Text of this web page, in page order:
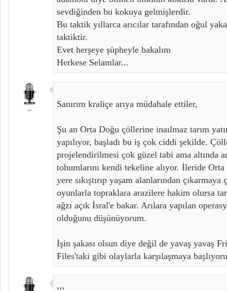
sevdiğinden bu kokuya gelmişlerdir.
Bu taktik yıllarca arıcılar tarafından oğul
taktiktir.
Evet herşeye şüpheyle bakalım
Herkese Selamlar...
--
Sanırım kraliçe arıya müdahale ettiler,
Şu an Orta Doğu çöllerine inaılmaz tarım
yapılıyor, başladı bu iş çok ciddi şekilde.
projelendirilmesi çok güzel tabi ama altında
tohumlarını kendi tekeline alıyor. İleride
yere sıkıştırıp yaşam alanlarından
oyunlarla topraklara arazilere hakim olursa
ağzı açık İsral'e bakar. Arılara yapılan
olduğunu düşünüyorum.
İşin şakası olsun diye değil de yavaş yavaş
Files'taki gibi olaylarla karşılaşmaya
,,,